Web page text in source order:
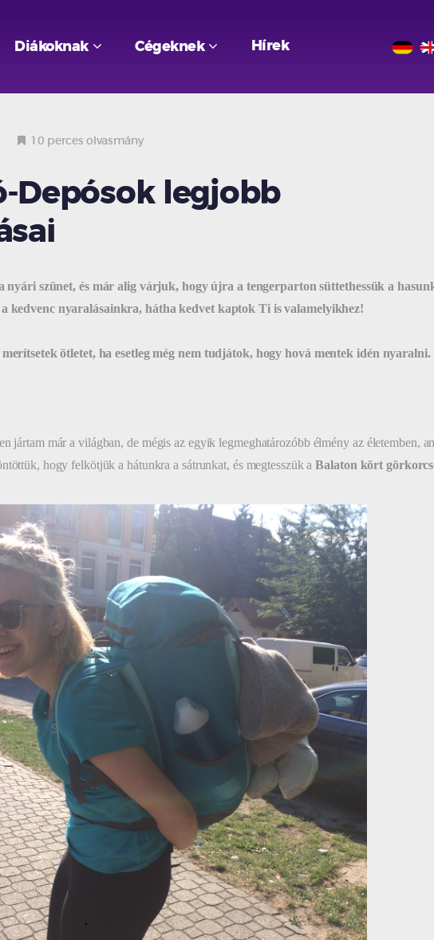
Diákoknak Cégeknek Hírek
10 perces olvasmány
Depósok legjobb
nyári szünet, és már alig várjuk, hogy újra a tengerparton süttethessük a
a kedvenc nyaralásainkra, hátha kedvet kaptok Ti is valamelyikhez!
merítsetek ötletet, ha esetleg még nem tudjátok, hogy hová mentek idén nyaralni.
jártam már a világban, de mégis az egyik legmeghatározóbb élmény az életemben,
hogy felkötjük a hátunkra a sátrunkat, és megtesszük aBalaton kört